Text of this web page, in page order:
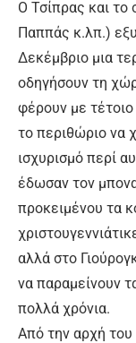
Ο Τσίπρας και το
Παππάς κ.λπ.)
Δεκέμβριο μια
οδηγήσουν τη
φέρουν με
το περιθώριο να
ισχυρισμό περί
έδωσαν τον
προκειμένου τα
αλλά στο
να παραμείνουν
πολλά χρόνια.
Από την αρχή του